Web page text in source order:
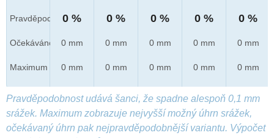
Pravděpod.
Očekáváno
Maximum
0 %
0 mm
0 mm
0 %
0 mm
0 mm
0 %
0 mm
0 mm
0 %
0 mm
0 mm
0 %
0 mm
0 mm
Pravděpodobnost udává šanci, že spadne alespoň 0,1 mm
srážek. Maximum zobrazuje nejvyšší možný úhrn srážek,
očekávaný úhrn pak nejpravděpodobnější variantu. Výpočet